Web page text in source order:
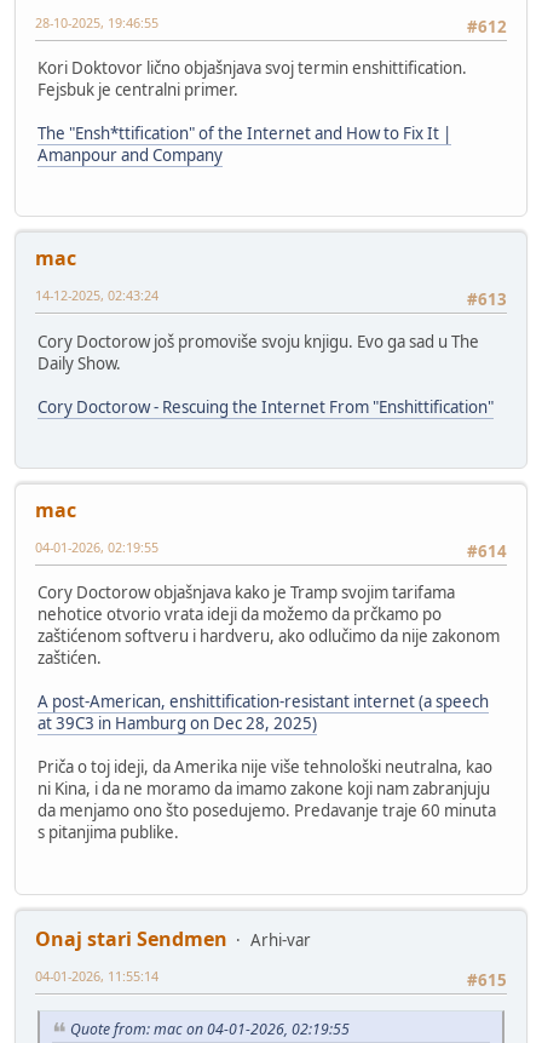
#612
28-10-2025, 19:46:55
Kori Doktovor lično objašnjava svoj termin enshittification.
Fejsbuk je centralni primer.
The "Ensh*ttification" of the Internet and How to Fix It |
Amanpour and Company
mac
#613
14-12-2025, 02:43:24
Cory Doctorow još promoviše svoju knjigu. Evo ga sad u The
Daily Show.
Cory Doctorow - Rescuing the Internet From "Enshittification"
mac
#614
04-01-2026, 02:19:55
Cory Doctorow objašnjava kako je Tramp svojim tarifama
nehotice otvorio vrata ideji da možemo da prčkamo po
zaštićenom softveru i hardveru, ako odlučimo da nije zakonom
zaštićen.
A post-American, enshittification-resistant internet (a speech
at 39C3 in Hamburg on Dec 28, 2025)
Priča o toj ideji, da Amerika nije više tehnološki neutralna, kao
ni Kina, i da ne moramo da imamo zakone koji nam zabranjuju
da menjamo ono što posedujemo. Predavanje traje 60 minuta
s pitanjima publike.
Onaj stari Sendmen
Arhi-var
#615
04-01-2026, 11:55:14
Quote from: mac on 04-01-2026, 02:19:55